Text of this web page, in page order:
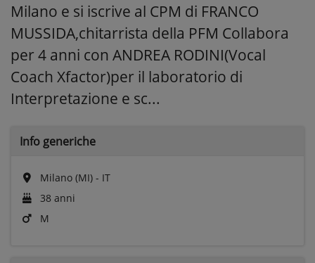
Milano e si iscrive al CPM di FRANCO
MUSSIDA,chitarrista della PFM Collabora
per 4 anni con ANDREA RODINI(Vocal
Coach Xfactor)per il laboratorio di
Interpretazione e sc...
Info generiche
Milano (MI) - IT
38 anni
M